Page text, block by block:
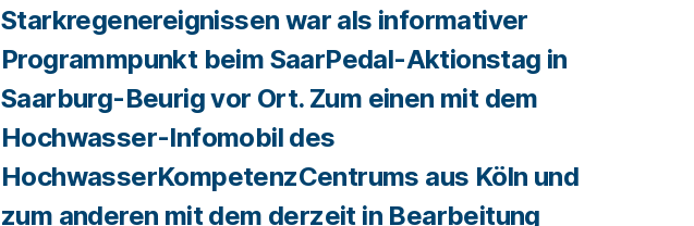
Starkregenereignissen war als informativer
Programmpunkt beim SaarPedal-Aktionstag in
Saarburg-Beurig vor Ort. Zum einen mit dem
Hochwasser-Infomobil des
HochwasserKompetenzCentrums aus Köln und
zum anderen mit dem derzeit in Bearbeitung